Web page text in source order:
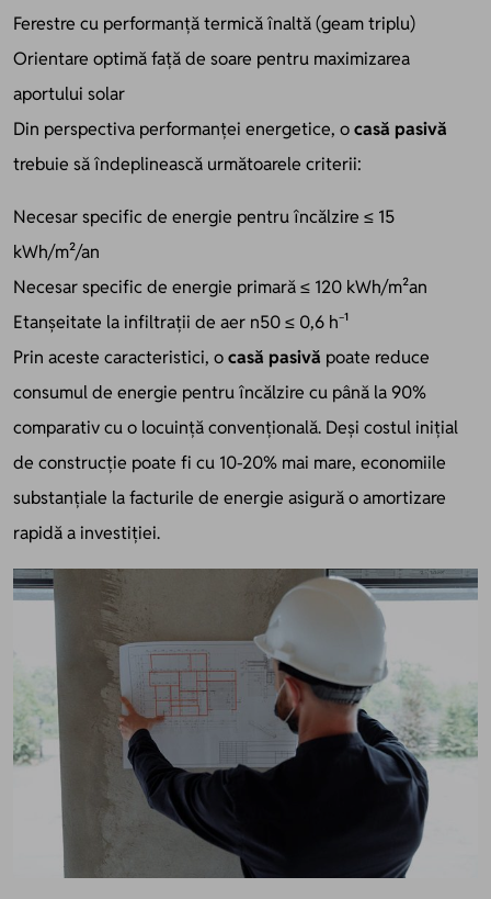
Ferestre cu performanță termică înaltă (geam triplu)
Orientare optimă față de soare pentru maximizarea
aportului solar
Din perspectiva performanței energetice, ocasă pasivă
trebuie să îndeplinească următoarele criterii:
Necesar specific de energie pentru încălzire ≤ 15
kWh/m²/an
Necesar specific de energie primară ≤ 120 kWh/m²an
Etanșeitate la infiltrații de aer n50 ≤ 0,6 h⁻¹
Prin aceste caracteristici, ocasă pasivă poate reduce
consumul de energie pentru încălzire cu până la 90%
comparativ cu o locuință convențională. Deși costul inițial
de construcție poate fi cu 10-20% mai mare, economiile
substanțiale la facturile de energie asigură o amortizare
rapidă a investiției.